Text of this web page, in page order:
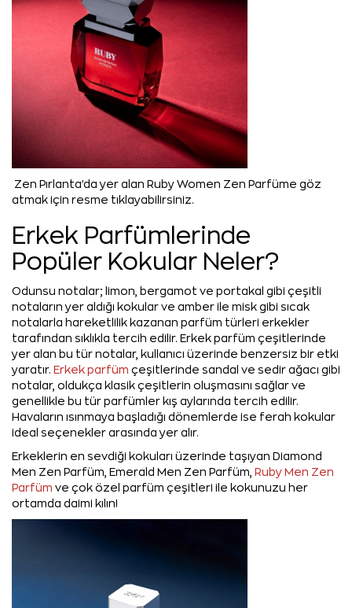
Zen Pırlanta'da yer alan Ruby Women Zen Parfüme göz
atmak için resme tıklayabilirsiniz.
Erkek Parfümlerinde
Popüler Kokular Neler?
Odunsu notalar; limon, bergamot ve portakal gibi çeşitli
notaların yer aldığı kokular ve amber ile misk gibi sıcak
notalarla hareketlilik kazanan parfüm türleri erkekler
tarafından sıklıkla tercih edilir. Erkek parfüm çeşitlerinde
yer alan bu tür notalar, kullanıcı üzerinde benzersiz bir etki
yaratır. Erkek parfüm çeşitlerinde sandal ve sedir ağacı gibi
notalar, oldukça klasik çeşitlerin oluşmasını sağlar ve
genellikle bu tür parfümler kış aylarında tercih edilir.
Havaların ısınmaya başladığı dönemlerde ise ferah kokular
ideal seçenekler arasında yer alır.
Erkeklerin en sevdiği kokuları üzerinde taşıyan Diamond
Men Zen Parfüm, Emerald Men Zen Parfüm,
Ruby Men Zen
Parfüm ve çok özel parfüm çeşitleri ile kokunuzu her
ortamda daimi kılın!